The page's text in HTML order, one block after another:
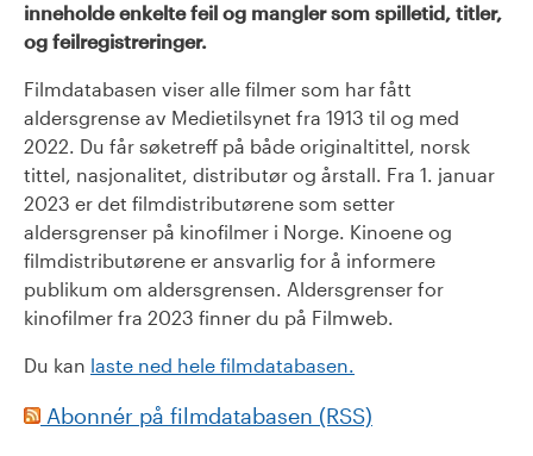
inneholde enkelte feil og mangler som spilletid, titler,
og feilregistreringer.
Filmdatabasen viser alle filmer som har fått
aldersgrense av Medietilsynet fra 1913 til og med
2022. Du får søketreff på både originaltittel, norsk
tittel, nasjonalitet, distributør og årstall. Fra 1. januar
2023 er det filmdistributørene som setter
aldersgrenser på kinofilmer i Norge. Kinoene og
filmdistributørene er ansvarlig for å informere
publikum om aldersgrensen. Aldersgrenser for
kinofilmer fra 2023 finner du på Filmweb.
Du kan laste ned hele filmdatabasen.
Abonnér på filmdatabasen (RSS)